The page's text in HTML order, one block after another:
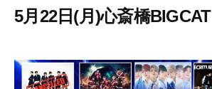
5月22日(月)心斎橋BIGCAT
0
2
y
合